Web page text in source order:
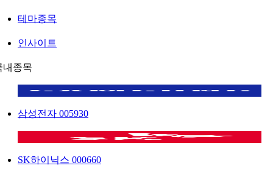
테마종목
인사이트
내종목
삼성전자 005930
SK하이닉스 000660